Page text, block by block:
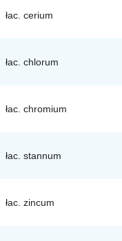
łac. cerium
łac. chlorum
łac. chromium
łac. stannum
łac. zincum